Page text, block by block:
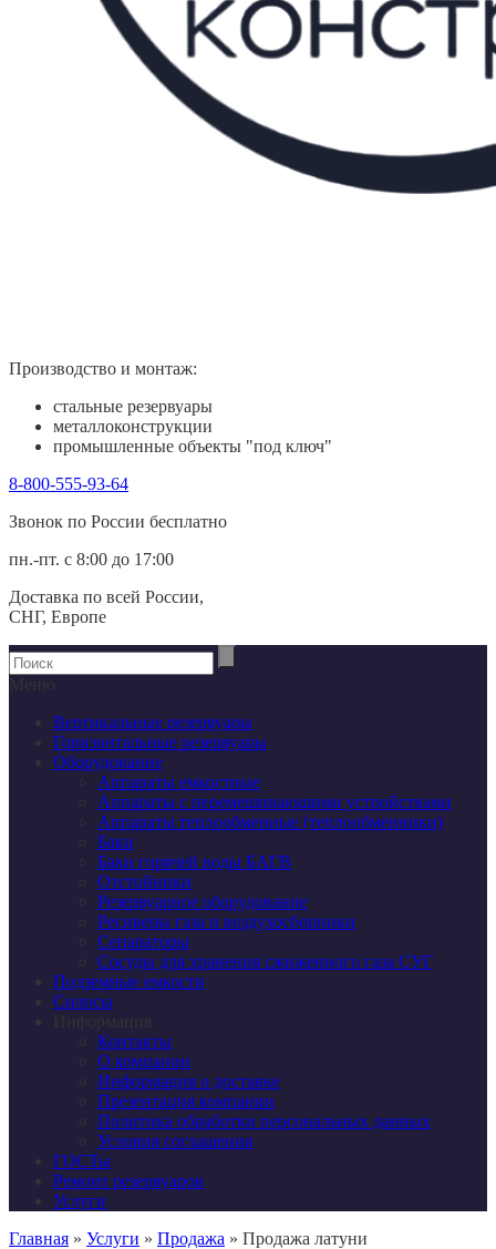
Производство и монтаж:
стальные резервуары
металлоконструкции
промышленные объекты "под ключ"
8-800-555-93-64
Звонок по России беcплатно
пн.-пт. с 8:00 до 17:00
Доставка по всей России,
СНГ, Европе
Вертикальные резервуары
Горизонтальные резервуары
Оборудование
Аппараты емкостные
Аппараты с перемешивающими устройствами
Аппараты теплообменные (теплообменники)
Баки
Баки горячей воды БАГВ
Отстойники
Резервуарное оборудование
Ресиверы газа и воздухосборники
Сепараторы
Сосуды для хранения сжиженного газа СУГ
Подземные емкости
Силосы
Контакты
О компании
Информация о доставке
Презентация компании
Политика обработки персональных данных
Условия соглашения
ГОСТы
Ремонт резервуаров
Услуги
Главная » Услуги » Продажа » Продажа латуни